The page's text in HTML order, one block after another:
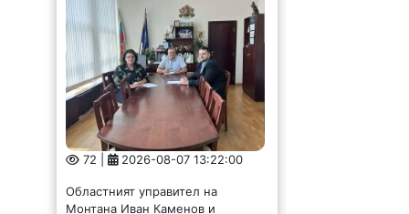
72 | 2026-08-07 13:22:00
Областният управител на
Монтана Иван Каменов и